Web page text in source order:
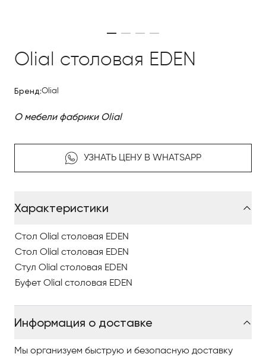
Olial столовая EDEN
Бренд:Olial
О мебели фабрики Olial
УЗНАТЬ ЦЕНУ В WHATSAPP
Характеристики
Стол Olial столовая EDEN
Стол Olial столовая EDEN
Стул Olial столовая EDEN
Буфет Olial столовая EDEN
Информация о доставке
Мы организуем быструю и безопасную доставку